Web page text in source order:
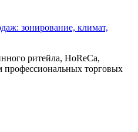
зонирование, климат,
ритейла, HoReCa,
торговых